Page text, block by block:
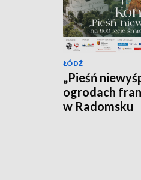
ŁÓDŹ
„Pieśń
ogrodach
w Radomsku